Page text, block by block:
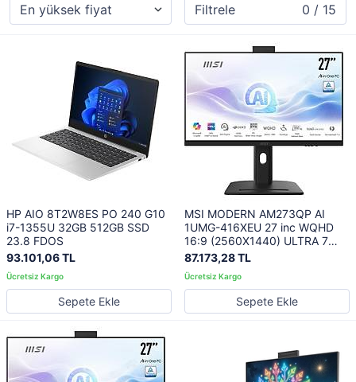
Filtrele 0 / 15
HP AIO 8T2W8ES PO 240 G10
i7-1355U 32GB 512GB SSD
23.8 FDOS
93.101,06 TL
Sepete Ekle
MSI MODERN AM273QP AI
1UMG-416XEU 27 inc WQHD
16:9 (2560X1440) ULTRA 7
155H 32GB DDR5 1TB SSD
FDOS SIYAH AIO PC
87.173,28 TL
Sepete Ekle